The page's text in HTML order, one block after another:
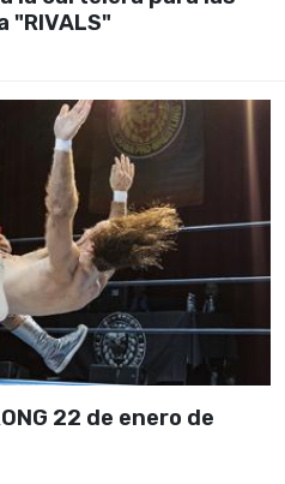
"RIVALS"
22 de enero de